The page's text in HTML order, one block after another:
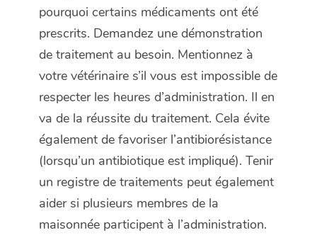
pourquoi certains médicaments ont été
prescrits. Demandez une démonstration
de traitement au besoin. Mentionnez à
votre vétérinaire s’il vous est impossible de
respecter les heures d’administration. Il en
va de la réussite du traitement. Cela évite
également de favoriser l’antibiorésistance
(lorsqu’un antibiotique est impliqué). Tenir
un registre de traitements peut également
aider si plusieurs membres de la
maisonnée participent à l’administration.